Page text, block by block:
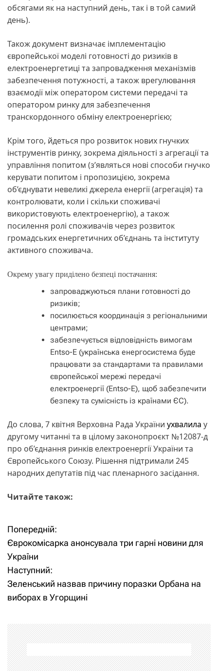
обсягами як на наступний день, так і в той самий
день).
Також документ визначає імплементацію
європейської моделі готовності до ризиків в
електроенергетиці та запровадження механізмів
забезпечення потужності, а також врегулювання
взаємодії між оператором системи передачі та
оператором ринку для забезпечення
транскордонного обміну електроенергією;
Крім того, йдеться про розвиток нових гнучких
інструментів ринку, зокрема діяльності з агрегації та
управління попитом (з’являться нові способи гнучко
керувати попитом і пропозицією, зокрема
об’єднувати невеликі джерела енергії (агрегація) та
контролювати, коли і скільки споживачі
використовують електроенергію), а також
посилення ролі споживачів через розвиток
громадських енергетичних об’єднань та інституту
активного споживача.
Окрему увагу приділено безпеці постачання:
запроваджуються плани готовності до
ризиків;
посилюється координація з регіональними
центрами;
забезпечується відповідність вимогам
Entso-E (українська енергосистема буде
працювати за стандартами та правилами
європейської мережі передачі
електроенергії (Entso-E), щоб забезпечити
безпеку та сумісність із країнами ЄС).
До слова, 7 квітня Верховна Рада України ухвалила у
другому читанні та в цілому законопроєкт №12087-д
про об’єднання ринків електроенергії України та
Європейського Союзу. Рішення підтримали 245
народних депутатів під час пленарного засідання.
Читайте також:
Н
а
в
і
а
ц
Попередній:
Єврокомісарка анонсувала три гарні новини для
України
Наступний:
Зеленський назвав причину поразки Орбана на
виборах в Угорщині